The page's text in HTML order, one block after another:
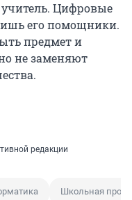
учитель. Цифровые
его помощники.
предмет и
не заменяют
редакции
Школьная